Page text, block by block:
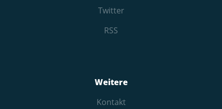
Twitter
RSS
Weitere
Kontakt